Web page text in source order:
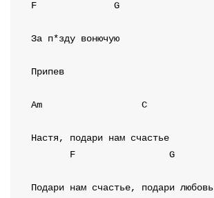
F
G
За п*зду вонючую
Припев
Am C
F
G
Подари нам счастье, подари любовь